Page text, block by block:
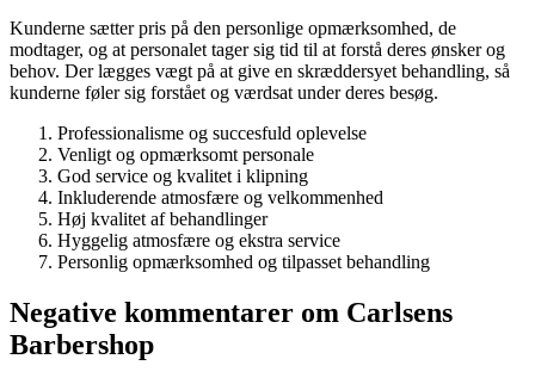
Kunderne sætter pris på den personlige opmærksomhed, de
modtager, og at personalet tager sig tid til at forstå deres ønsker og
behov. Der lægges vægt på at give en skræddersyet behandling, så
kunderne føler sig forstået og værdsat under deres besøg.
Professionalisme og succesfuld oplevelse
Venligt og opmærksomt personale
God service og kvalitet i klipning
Inkluderende atmosfære og velkommenhed
Høj kvalitet af behandlinger
Hyggelig atmosfære og ekstra service
Personlig opmærksomhed og tilpasset behandling
Negative kommentarer om Carlsens
Barbershop